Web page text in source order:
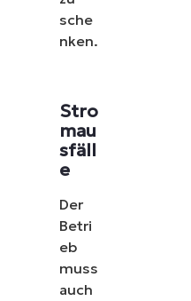
sche
nken.
Stro
mau
sfäll
e
Der
Betri
eb
muss
auch